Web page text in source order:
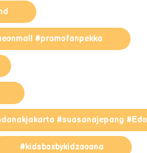
#promofanpekka
#suasanajepang
#kidsboxbykidzooona